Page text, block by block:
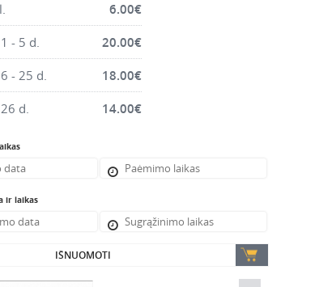
6.00€
- 5 d. 20.00€
- 25 d. 18.00€
d. 14.00€
ir laikas
IŠNUOMOTI